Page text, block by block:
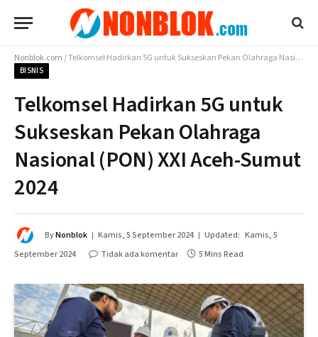
Nonblok.com/Telkomsel Hadirkan 5G untuk Sukseskan Pekan Olahraga Nasional (PON) XXI Aceh-Sumut 2024
BISNIS
Telkomsel Hadirkan 5G untuk
Sukseskan Pekan Olahraga
Nasional (PON) XXI Aceh-Sumut
2024
ByNonblok Kamis, 5 September 2024 Updated: Kamis, 5
September 2024
Tidak ada komentar 5 Mins Read